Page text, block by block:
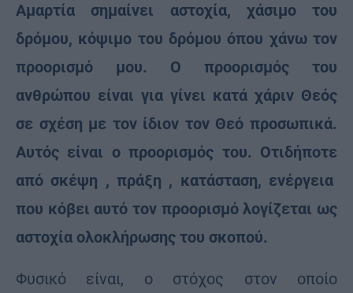
Aμαρτία σημαίνει αστοχία, χάσιμο του
δρόμου, κόψιμο του δρόμου όπου χάνω τον
προορισμό μου. Ο προορισμός του
ανθρώπου είναι για γίνει κατά χάριν Θεός
σε σχέση με τον ίδιον τον Θεό προσωπικά.
Αυτός είναι ο προορισμός του. Οτιδήποτε
από σκέψη , πράξη , κατάσταση, ενέργεια
που κόβει αυτό τον προορισμό λογίζεται ως
αστοχία ολοκλήρωσης του σκοπού.
Φυσικό είναι, ο στόχος στον οποίο